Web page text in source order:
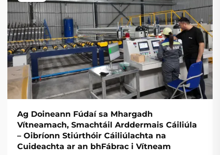
Ag Doineann Fúdaí sa Mhargadh
Vítneamach, Smachtáil Arddermais Cáiliúla
– Oibríonn Stiúrthóir Cáiliúlachta na
Cuideachta ar an bhFábrac i Vítneam